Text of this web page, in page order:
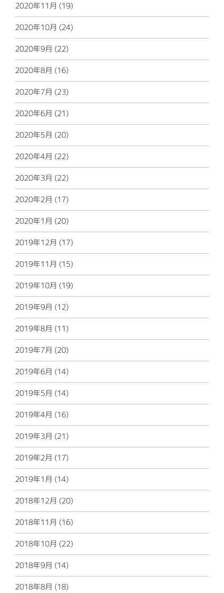
2020年11月 (19)
2020年10月 (24)
2020年9月 (22)
2020年8月 (16)
2020年7月 (23)
2020年6月 (21)
2020年5月 (20)
2020年4月 (22)
2020年3月 (22)
2020年2月 (17)
2020年1月 (20)
2019年12月 (17)
2019年11月 (15)
2019年10月 (19)
2019年9月 (12)
2019年8月 (11)
2019年7月 (20)
2019年6月 (14)
2019年5月 (14)
2019年4月 (16)
2019年3月 (21)
2019年2月 (17)
2019年1月 (14)
2018年12月 (20)
2018年11月 (16)
2018年10月 (22)
2018年9月 (14)
2018年8月 (18)